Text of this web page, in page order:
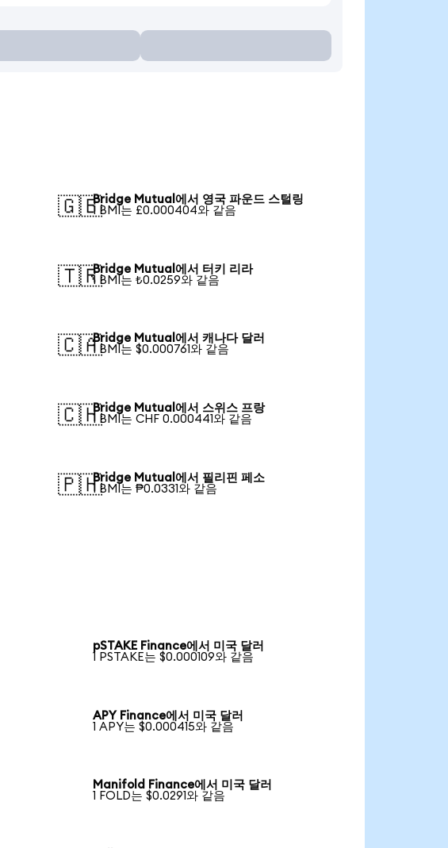
🇬🇧Bridge Mutual에서 영국 파운드 스털링
1 BMI는 £0.000404와 같음
🇹🇷Bridge Mutual에서 터키 리라
1 BMI는 ₺0.0259와 같음
🇨🇦Bridge Mutual에서 캐나다 달러
1 BMI는 $0.000761와 같음
🇨🇭Bridge Mutual에서 스위스 프랑
1 BMI는 CHF 0.000441와 같음
🇵🇭Bridge Mutual에서 필리핀 페소
1 BMI는 ₱0.0331와 같음
pSTAKE Finance에서 미국 달러
1 PSTAKE는 $0.000109와 같음
APY Finance에서 미국 달러
1 APY는 $0.000415와 같음
Manifold Finance에서 미국 달러
1 FOLD는 $0.0291와 같음